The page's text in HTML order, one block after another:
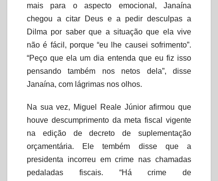
mais para o aspecto emocional, Janaína
chegou a citar Deus e a pedir desculpas a
Dilma por saber que a situação que ela vive
não é fácil, porque “eu lhe causei sofrimento”.
“Peço que ela um dia entenda que eu fiz isso
pensando também nos netos dela”, disse
Janaína, com lágrimas nos olhos.
Na sua vez, Miguel Reale Júnior afirmou que
houve descumprimento da meta fiscal vigente
na edição de decreto de suplementação
orçamentária. Ele tembém disse que a
presidenta incorreu em crime nas chamadas
pedaladas fiscais. “Há crime de